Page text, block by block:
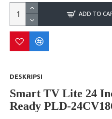
ADD TO
DESKRIPSI
Smart TV Lite 24
Ready PLD-